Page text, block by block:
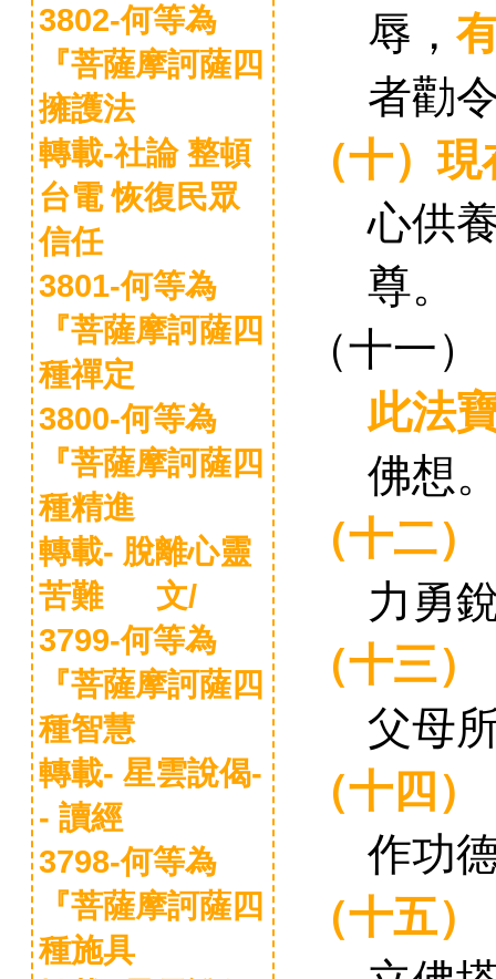
3802-何等為
『菩薩摩訶薩四
擁護法
轉載-社論 整頓
台電 恢復民眾
信任
3801-何等為
『菩薩摩訶薩四
種禪定
3800-何等為
『菩薩摩訶薩四
種精進
轉載- 脫離心靈
苦難 文/
3799-何等為
『菩薩摩訶薩四
種智慧
轉載- 星雲說偈-
- 讀經
3798-何等為
『菩薩摩訶薩四
種施具
辱 ，
者勸
（十）現
心供
尊。
（十一）
此法
佛想
（十二）
力勇
（十三）
父母
（十四）
作功
（十五）